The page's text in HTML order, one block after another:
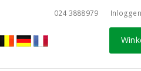
024 3888979 Inloggen